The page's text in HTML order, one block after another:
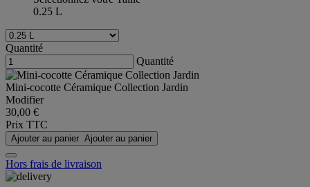
0.25 L
Quantité
Quantité
Mini-cocotte Céramique Collection Jardin
Modifier
30,00 €
Prix TTC
Ajouter au panier Ajouter au panier
Hors frais de livraison